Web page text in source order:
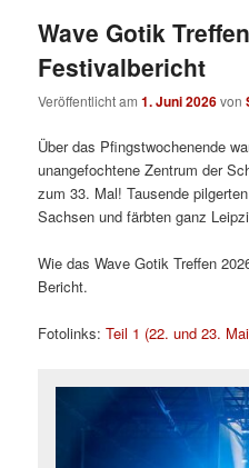
Wave Gotik
Festivalbericht
Veröffentlicht am1. Juni 2026von
Über das Pfingstwochenende
unangefochtene Zentrum der
zum 33. Mal! Tausende
Sachsen und färbten ganz
Wie das Wave Gotik Treffen
Bericht.
Fotolinks:Teil 1 (22. und 23.